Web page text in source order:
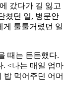
갔다가 길 잃고
쳤던 일, 병문안
게 툴툴거렸던 일
때는 든든했다.
. <나는 매일 엄마
밥 먹어주던 어머